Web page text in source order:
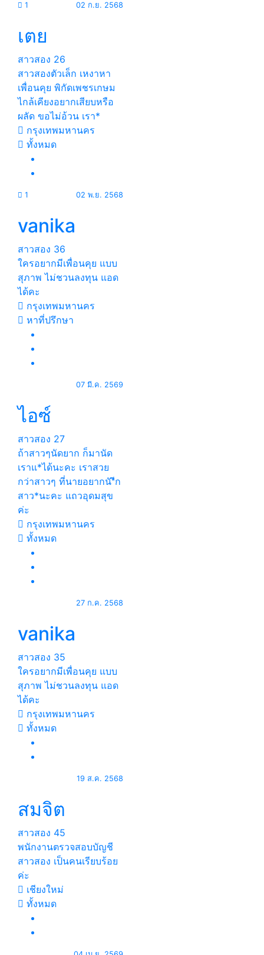
1 02 ก.ย. 2568
เตย
สาวสอง 26
สาวสองตัวเล็ก เหงาหา
เพื่อนคุย พิกัดเพชรเกษม
ไกล้เคียงอยากเสียบหรือ
ผลัด ขอไม่อ้วน เรา*
กรุงเทพมหานคร
ทั้งหมด
1 02 พ.ย. 2568
vanika
สาวสอง 36
ใครอยากมีเพื่อนคุย แบบ
สุภาพ ไม่ชวนลงทุน แอด
ได้คะ
กรุงเทพมหานคร
หาที่ปรึกษา
07 มี.ค. 2569
ไอซ์
สาวสอง 27
ถ้าสาวๆนัดยาก ก็มานัด
เราแ*ได้นะคะ เราสวย
กว่าสาวๆ ที่นายอยากนั*ีก
สาว*นะคะ แถวอุดมสุข
ค่ะ
กรุงเทพมหานคร
ทั้งหมด
27 ก.ค. 2568
vanika
สาวสอง 35
ใครอยากมีเพื่อนคุย แบบ
สุภาพ ไม่ชวนลงทุน แอด
ได้คะ
กรุงเทพมหานคร
ทั้งหมด
19 ส.ค. 2568
สมจิต
สาวสอง 45
พนักงานตรวจสอบบัญชี
สาวสอง เป็นคนเรียบร้อย
ค่ะ
เชียงใหม่
ทั้งหมด